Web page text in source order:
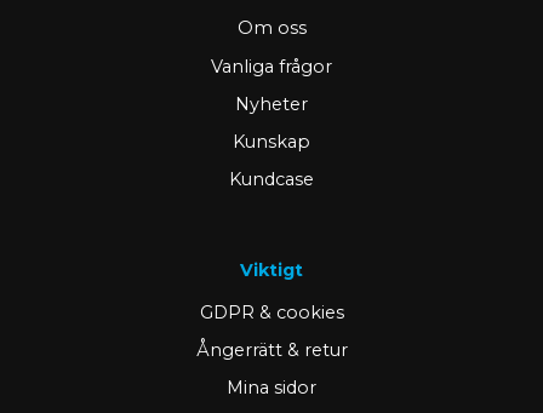
Om oss
Vanliga frågor
Nyheter
Kunskap
Kundcase
Viktigt
GDPR & cookies
Ångerrätt & retur
Mina sidor